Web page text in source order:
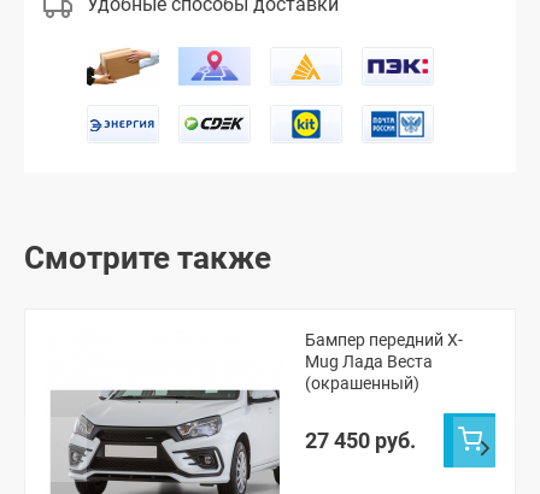
Смотрите также
Бампер передний X-
Mug Лада Веста
(окрашенный)
27 450 руб.